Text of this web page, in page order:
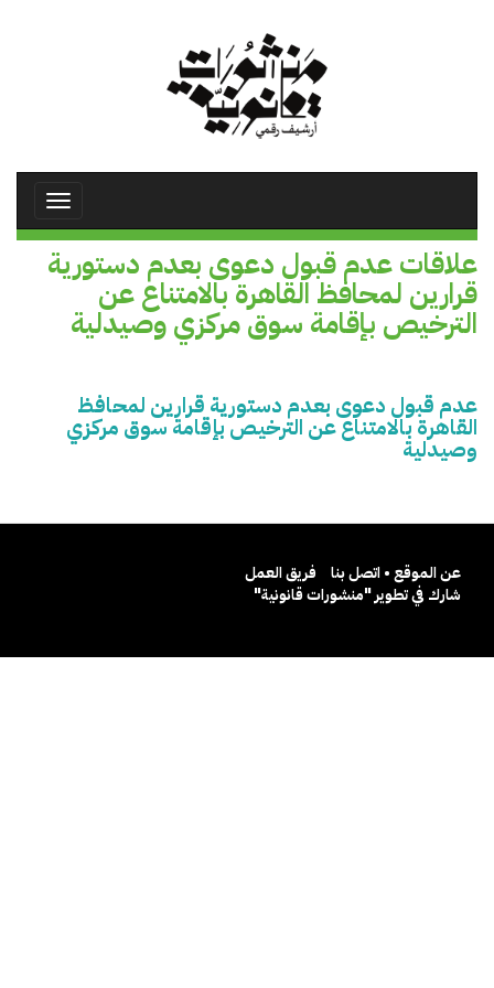
Toggle
علاقات عدم قبول دعوى بعدم دستورية
قرارين لمحافظ القاهرة بالامتناع عن
الترخيص بإقامة سوق مركزي وصيدلية
عدم قبول دعوى بعدم دستورية قرارين لمحافظ
القاهرة بالامتناع عن الترخيص بإقامة سوق مركزي
وصيدلية
عن الموقع • اتصل بنا
فريق العمل
شارك في تطوير "منشورات قانونية"